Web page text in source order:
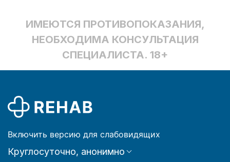
ИМЕЮТСЯ ПРОТИВОПОКАЗАНИЯ,
НЕОБХОДИМА КОНСУЛЬТАЦИЯ
СПЕЦИАЛИСТА. 18+
Включить версию для слабовидящих
Круглосуточно, анонимно